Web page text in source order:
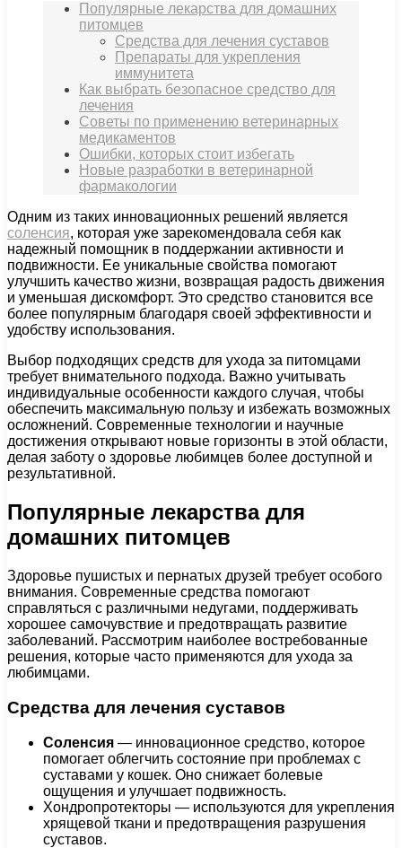
Популярные лекарства для домашних
питомцев
Средства для лечения суставов
Препараты для укрепления
иммунитета
Как выбрать безопасное средство для
лечения
Советы по применению ветеринарных
медикаментов
Ошибки, которых стоит избегать
Новые разработки в ветеринарной
фармакологии
Одним из таких инновационных решений является
соленсия, которая уже зарекомендовала себя как
надежный помощник в поддержании активности и
подвижности. Ее уникальные свойства помогают
улучшить качество жизни, возвращая радость движения
и уменьшая дискомфорт. Это средство становится все
более популярным благодаря своей эффективности и
удобству использования.
Выбор подходящих средств для ухода за питомцами
требует внимательного подхода. Важно учитывать
индивидуальные особенности каждого случая, чтобы
обеспечить максимальную пользу и избежать возможных
осложнений. Современные технологии и научные
достижения открывают новые горизонты в этой области,
делая заботу о здоровье любимцев более доступной и
результативной.
Популярные лекарства для
домашних питомцев
Здоровье пушистых и пернатых друзей требует особого
внимания. Современные средства помогают
справляться с различными недугами, поддерживать
хорошее самочувствие и предотвращать развитие
заболеваний. Рассмотрим наиболее востребованные
решения, которые часто применяются для ухода за
любимцами.
Средства для лечения суставов
Соленсия — инновационное средство, которое
помогает облегчить состояние при проблемах с
суставами у кошек. Оно снижает болевые
ощущения и улучшает подвижность.
Хондропротекторы — используются для укрепления
хрящевой ткани и предотвращения разрушения
суставов.